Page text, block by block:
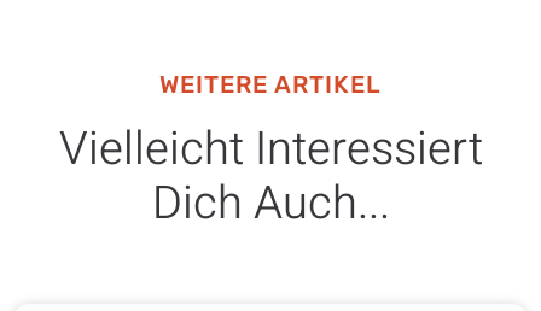
WEITERE ARTIKEL
Vielleicht Interessiert
Dich Auch...